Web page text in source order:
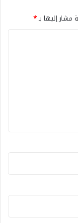
مشار إليها بـ*